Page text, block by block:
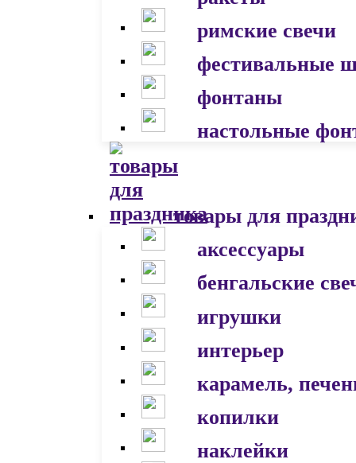
римские свечи
фестивальные
фонтаны
настольные
товары для
аксессуары
бенгальские
игрушки
интерьер
карамель,
копилки
наклейки